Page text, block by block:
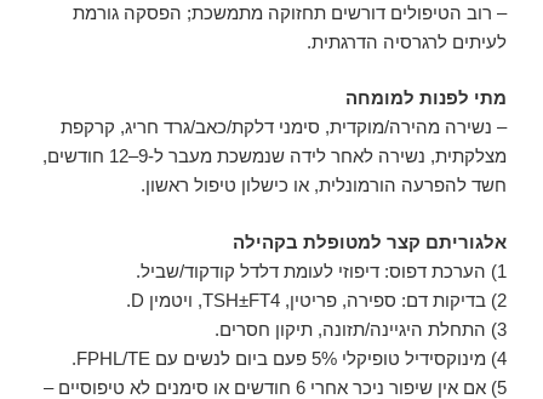
– רוב הטיפולים דורשים תחזוקה מתמשכת; הפסקה גורמת
לעיתים לרגרסיה הדרגתית.
מתי לפנות למומחה
– נשירה מהירה/מוקדית, סימני דלקת/כאב/גרד חריג, קרקפת
מצלקתית, נשירה לאחר לידה שנמשכת מעבר ל-9–12 חודשים,
חשד להפרעה הורמונלית, או כישלון טיפול ראשון.
אלגוריתם קצר למטופלת בקהילה
1) הערכת דפוס: דיפוזי לעומת דלדל קודקוד/שביל.
2) בדיקות דם: ספירה, פריטין, TSH±FT4, ויטמין D.
3) התחלת היגיינה/תזונה, תיקון חסרים.
4) מינוקסידיל טופיקלי 5% פעם ביום לנשים עם FPHL/TE.
5) אם אין שיפור ניכר אחרי 6 חודשים או סימנים לא טיפוסיים –